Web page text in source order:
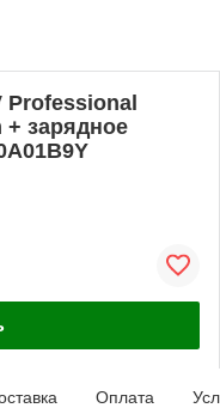
Professional
+ зарядное
Оплата